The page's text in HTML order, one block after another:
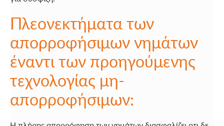
Πλεονεκτήματα των
απορροφήσιμων νημάτων
έναντι των προηγούμενης
τεχνολογίας μη-
απορροφήσιμων: